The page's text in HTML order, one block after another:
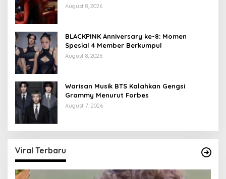
August 8, 2026
BLACKPINK Anniversary ke-8: Momen
Spesial 4 Member Berkumpul
August 8, 2026
Warisan Musik BTS Kalahkan Gengsi
Grammy Menurut Forbes
August 7, 2026
Viral Terbaru